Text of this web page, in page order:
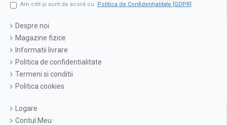
Am citit şi sunt de acord cu Politica de Confidențialitate [GDPR]
Despre noi
Magazine fizice
Informatii livrare
Politica de confidentialitate
Termeni si conditii
Politica cookies
Logare
Contul Meu